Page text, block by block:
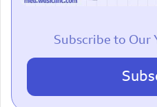
Subscribe to Our